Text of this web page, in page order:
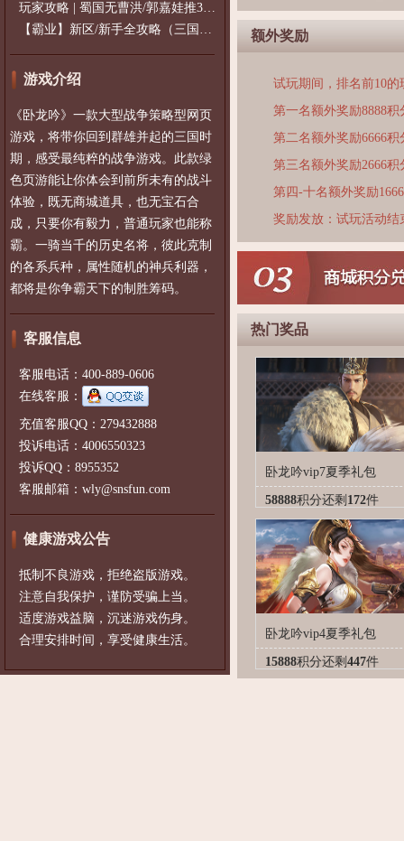
玩家攻略 | 蜀国无曹洪/郭嘉娃推375级，
【霸业】新区/新手全攻略（三国通用）2
游戏介绍
《卧龙吟》一款大型战争策略型网页
游戏，将带你回到群雄并起的三国时
期，感受最纯粹的战争游戏。此款绿
色页游能让你体会到前所未有的战斗
体验，既无商城道具，也无宝石合
成，只要你有毅力，普通玩家也能称
霸。一骑当千的历史名将，彼此克制
的各系兵种，属性随机的神兵利器，
都将是你争霸天下的制胜筹码。
客服信息
客服电话：400-889-0606
在线客服：
充值客服QQ：279432888
投诉电话：4006550323
投诉QQ：8955352
客服邮箱：wly@snsfun.com
健康游戏公告
抵制不良游戏，拒绝盗版游戏。
注意自我保护，谨防受骗上当。
适度游戏益脑，沉迷游戏伤身。
合理安排时间，享受健康生活。
额外奖励
试玩期间，排名前10
第一名额外奖励8888积
第二名额外奖励6666积
第三名额外奖励2666积
第四-十名额外奖励
奖励发放：试玩活动
热门奖品
卧龙吟vip7夏季礼包
58888积分还剩 172件
卧龙吟vip4夏季礼包
15888积分还剩 447件